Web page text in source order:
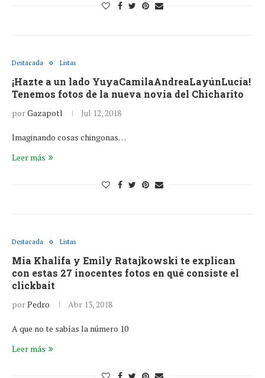
Destacada Listas
¡Hazte a un lado YuyaCamilaAndreaLayúnLucía!
Tenemos fotos de la nueva novia del Chicharito
porGazapotl Jul 12, 2018
Imaginando cosas chingonas…
Leer más
Destacada Listas
Mia Khalifa y Emily Ratajkowski te explican
con estas 27 inocentes fotos en qué consiste el
clickbait
porPedro Abr 13, 2018
A que no te sabías la número 10
Leer más